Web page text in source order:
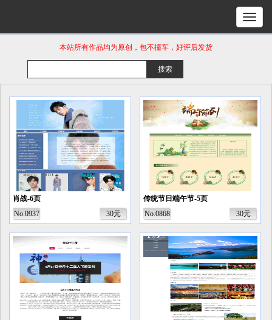
本站所有作品均为原创，包不撞车，好评后发货
肖战-6页
No.0937
30元
传统节日端午节-5页
No.0868
30元